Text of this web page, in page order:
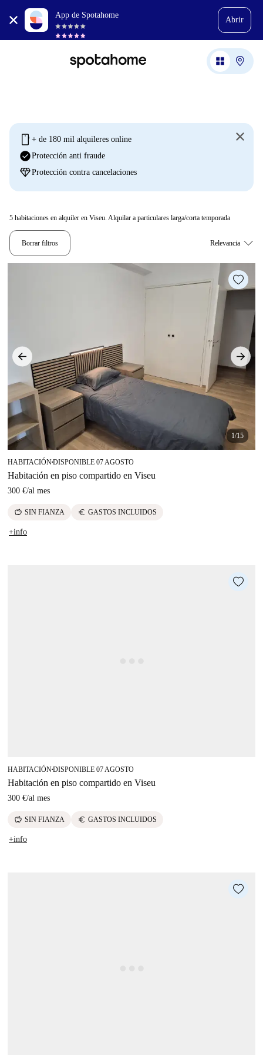
App de Spotahome
Abrir
mobile + de 180 mil alquileres online
check_circleProtección anti fraude
diamondProtección contra cancelaciones
5 habitaciones en alquiler en Viseu. Alquilar a particulares larga/corta temporada
Borrar filtros
1/15
HABITACIÓN■DISPONIBLE 07 AGOSTO
Habitación en piso compartido en Viseu
300 €/al mes
savings SIN FIANZA euro GASTOS INCLUIDOS
+info
HABITACIÓN■DISPONIBLE 07 AGOSTO
Habitación en piso compartido en Viseu
300 €/al mes
savings SIN FIANZA euro GASTOS INCLUIDOS
+info